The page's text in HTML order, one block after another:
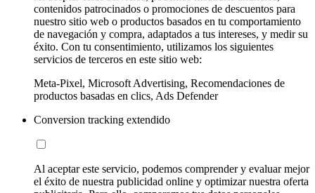
contenidos patrocinados o promociones de descuentos para
nuestro sitio web o productos basados en tu comportamiento
de navegación y compra, adaptados a tus intereses, y medir su
éxito. Con tu consentimiento, utilizamos los siguientes
servicios de terceros en este sitio web:
Meta-Pixel, Microsoft Advertising, Recomendaciones de
productos basadas en clics, Ads Defender
Conversion tracking extendido
Al aceptar este servicio, podemos comprender y evaluar mejor
el éxito de nuestra publicidad online y optimizar nuestra oferta